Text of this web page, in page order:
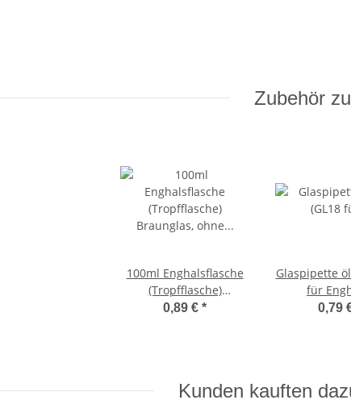
Zubehör
100ml Enghalsflasche
(Tropfflasche)
Braunglas, ohne
0,89 € *
Glaspipette
für
0,79
Kunden kauften